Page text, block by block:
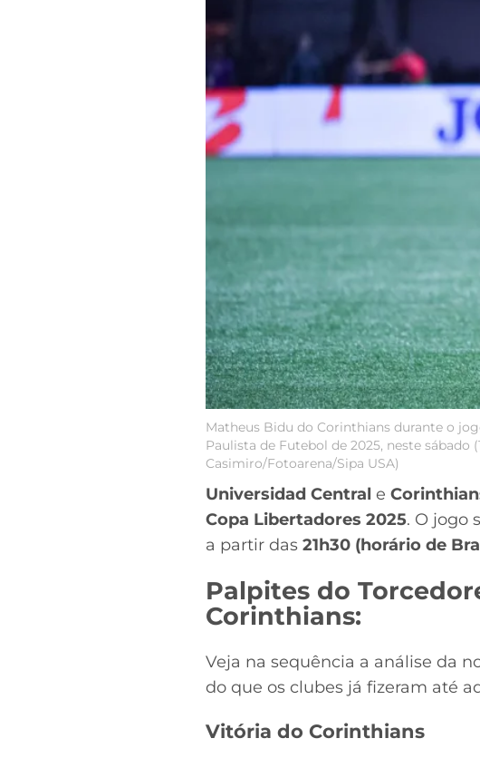
Matheus Bidu do Corinthians durante o
Paulista de Futebol de 2025, neste sábado
Casimiro/Fotoarena/Sipa USA)
Universidad Central e
Copa Libertadores 2025. O jogo
a partir das 21h30 (horário de
Palpites do
Corinthians:
Veja na sequência a análise da
do que os clubes já fizeram até
Vitória do Corinthians